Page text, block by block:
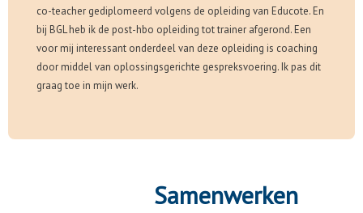
co-teacher gediplomeerd volgens de opleiding van Educote. En
bij BGL heb ik de post-hbo opleiding tot trainer afgerond. Een
voor mij interessant onderdeel van deze opleiding is coaching
door middel van oplossingsgerichte gespreksvoering. Ik pas dit
graag toe in mijn werk.
Samenwerken